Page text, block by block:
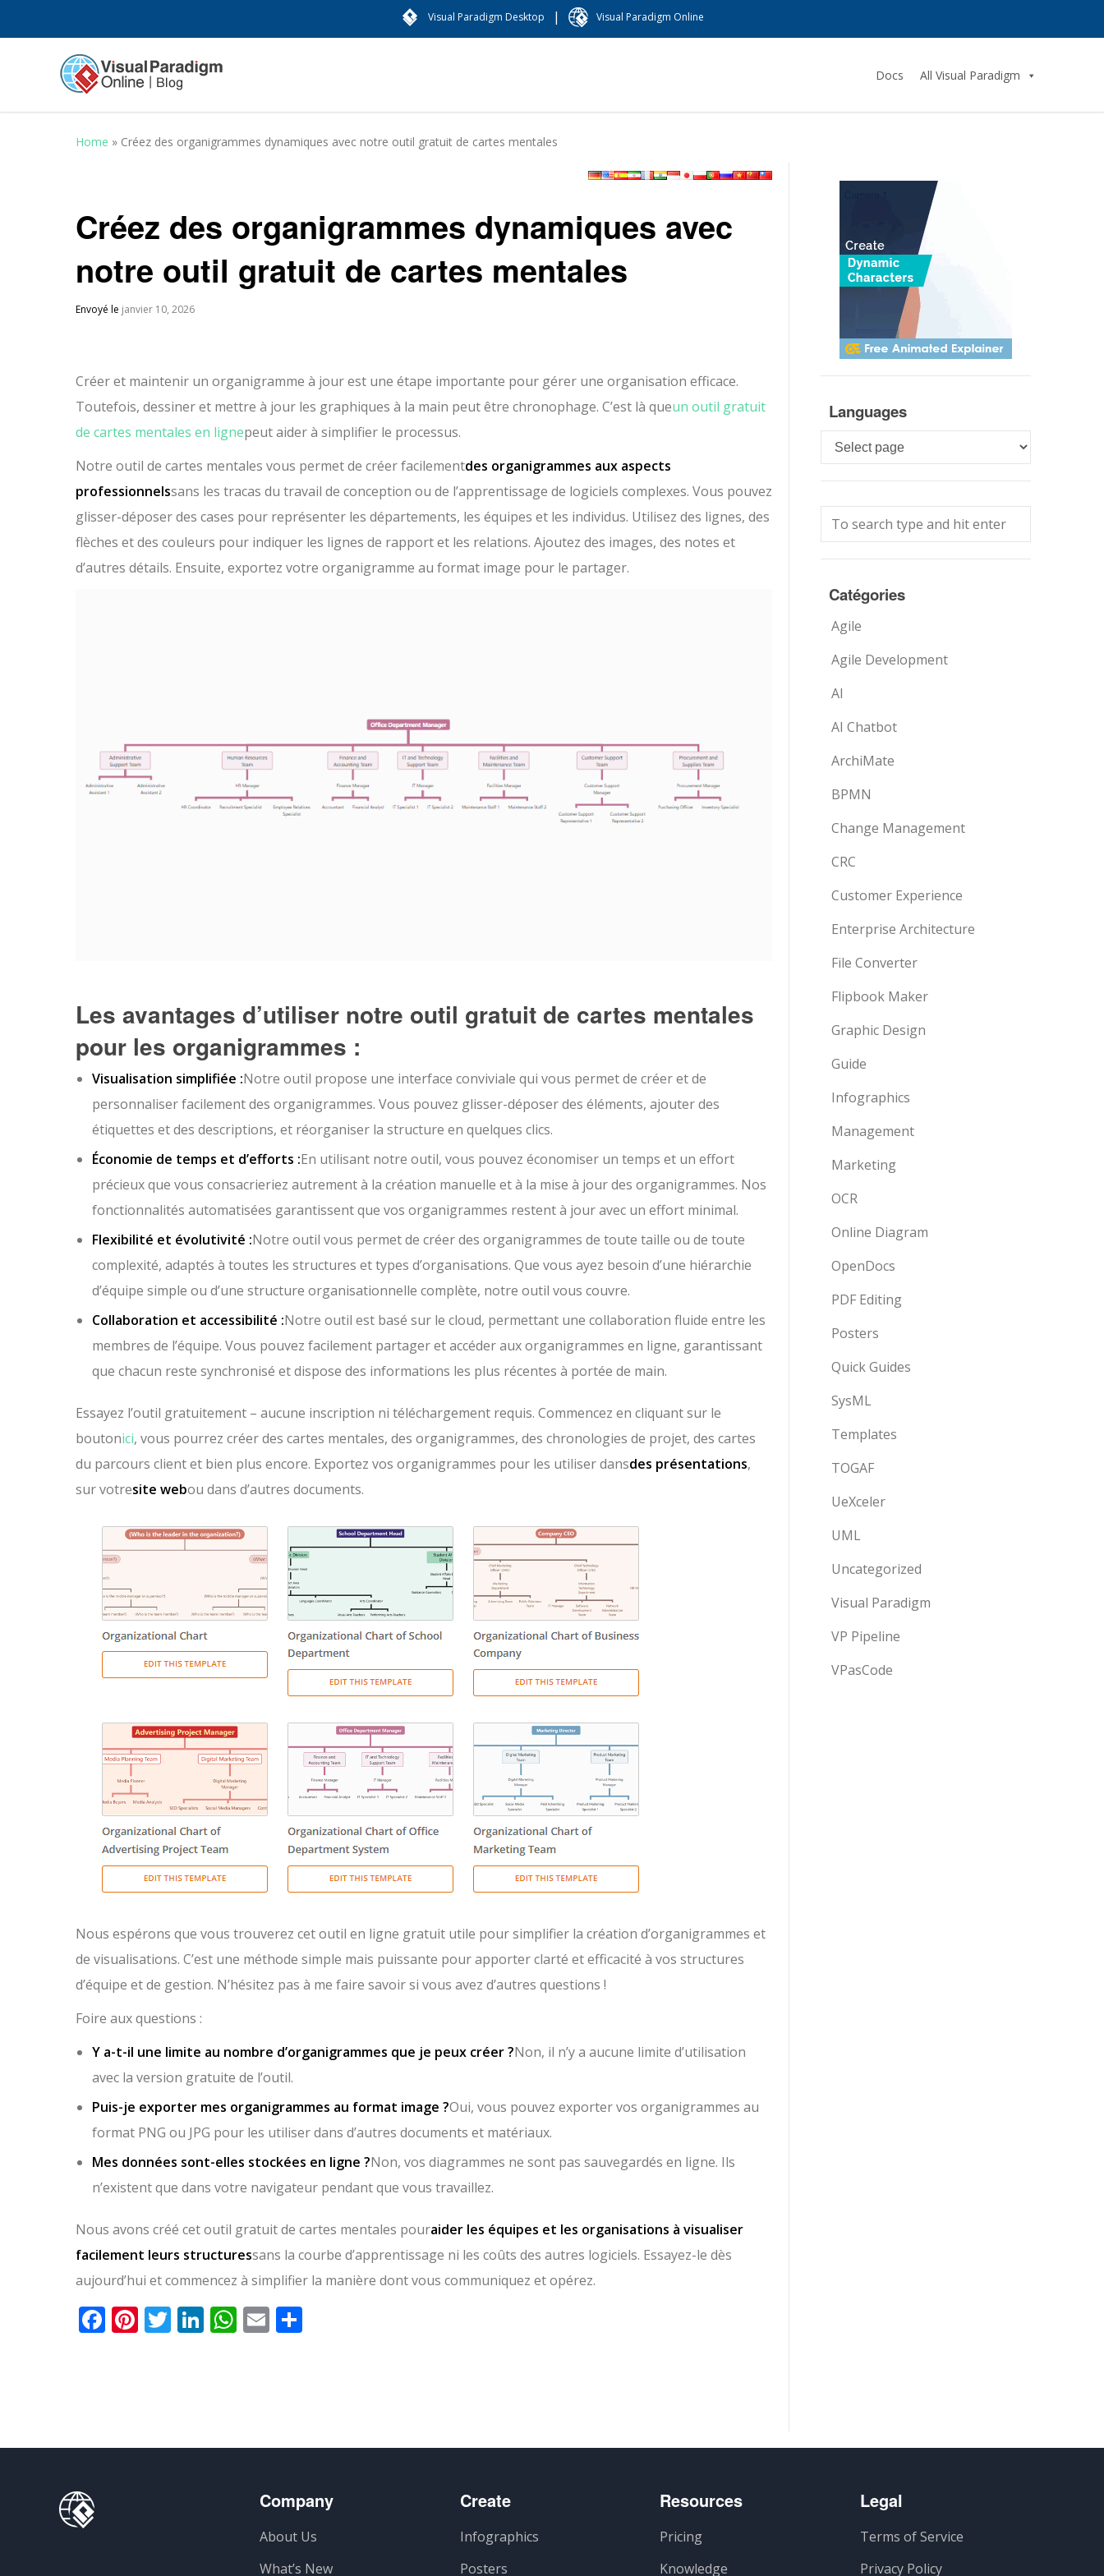
Visual Paradigm Desktop | Visual Paradigm Online
Docs All Visual Paradigm
Home » Créez des organigrammes dynamiques avec notre outil gratuit de cartes mentales
Créez des organigrammes dynamiques avec
notre outil gratuit de cartes mentales
Envoyé le janvier 10, 2026
Créer et maintenir un organigramme à jour est une étape importante pour gérer une organisation efficace.
Toutefois, dessiner et mettre à jour les graphiques à la main peut être chronophage. C’est là queun outil gratuit
de cartes mentales en lignepeut aider à simplifier le processus.
Notre outil de cartes mentales vous permet de créer facilementdes organigrammes aux aspects
professionnelssans les tracas du travail de conception ou de l’apprentissage de logiciels complexes. Vous pouvez
glisser-déposer des cases pour représenter les départements, les équipes et les individus. Utilisez des lignes, des
flèches et des couleurs pour indiquer les lignes de rapport et les relations. Ajoutez des images, des notes et
d’autres détails. Ensuite, exportez votre organigramme au format image pour le partager.
Les avantages d’utiliser notre outil gratuit de cartes mentales
pour les organigrammes :
Visualisation simplifiée :Notre outil propose une interface conviviale qui vous permet de créer et de
personnaliser facilement des organigrammes. Vous pouvez glisser-déposer des éléments, ajouter des
étiquettes et des descriptions, et réorganiser la structure en quelques clics.
Économie de temps et d’efforts :En utilisant notre outil, vous pouvez économiser un temps et un effort
précieux que vous consacrieriez autrement à la création manuelle et à la mise à jour des organigrammes. Nos
fonctionnalités automatisées garantissent que vos organigrammes restent à jour avec un effort minimal.
Flexibilité et évolutivité :Notre outil vous permet de créer des organigrammes de toute taille ou de toute
complexité, adaptés à toutes les structures et types d’organisations. Que vous ayez besoin d’une hiérarchie
d’équipe simple ou d’une structure organisationnelle complète, notre outil vous couvre.
Collaboration et accessibilité :Notre outil est basé sur le cloud, permettant une collaboration fluide entre les
membres de l’équipe. Vous pouvez facilement partager et accéder aux organigrammes en ligne, garantissant
que chacun reste synchronisé et dispose des informations les plus récentes à portée de main.
Essayez l’outil gratuitement – aucune inscription ni téléchargement requis. Commencez en cliquant sur le
boutonici, vous pourrez créer des cartes mentales, des organigrammes, des chronologies de projet, des cartes
du parcours client et bien plus encore. Exportez vos organigrammes pour les utiliser dansdes présentations,
sur votresite webou dans d’autres documents.
Nous espérons que vous trouverez cet outil en ligne gratuit utile pour simplifier la création d’organigrammes et
de visualisations. C’est une méthode simple mais puissante pour apporter clarté et efficacité à vos structures
d’équipe et de gestion. N’hésitez pas à me faire savoir si vous avez d’autres questions !
Foire aux questions :
Y a-t-il une limite au nombre d’organigrammes que je peux créer ?Non, il n’y a aucune limite d’utilisation
avec la version gratuite de l’outil.
Puis-je exporter mes organigrammes au format image ?Oui, vous pouvez exporter vos organigrammes au
format PNG ou JPG pour les utiliser dans d’autres documents et matériaux.
Mes données sont-elles stockées en ligne ?Non, vos diagrammes ne sont pas sauvegardés en ligne. Ils
n’existent que dans votre navigateur pendant que vous travaillez.
Nous avons créé cet outil gratuit de cartes mentales pouraider les équipes et les organisations à visualiser
facilement leurs structuressans la courbe d’apprentissage ni les coûts des autres logiciels. Essayez-le dès
aujourd’hui et commencez à simplifier la manière dont vous communiquez et opérez.
Facebook
Pinterest
Twitter
LinkedIn
WhatsApp
Email
Languages
Languages
Catégories
Agile
Agile Development
AI
AI Chatbot
ArchiMate
BPMN
Change Management
CRC
Customer Experience
Enterprise Architecture
File Converter
Flipbook Maker
Graphic Design
Guide
Infographics
Management
Marketing
OCR
Online Diagram
OpenDocs
PDF Editing
Posters
Quick Guides
SysML
Templates
TOGAF
UeXceler
UML
Uncategorized
Visual Paradigm
VP Pipeline
VPasCode
Company
About Us
What’s New
Create
Infographics
Posters
Resources
Pricing
Knowledge
Legal
Terms of Service
Privacy Policy